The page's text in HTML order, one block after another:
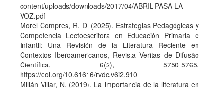
content/uploads/downloads/2017/04/ABRIL-PASA-LA-
VOZ.pdf
Morel Compres, R. D. (2025). Estrategias Pedagógicas y
Competencia Lectoescritora en Educación Primaria e
Infantil: Una Revisión de la Literatura Reciente en
Contextos Iberoamericanos, Revista Veritas de Difusão
Científica, 6(2), 5750-5765.
https://doi.org/10.61616/rvdc.v6i2.910
Millán Villar, N. (2019). La importancia de la literatura en